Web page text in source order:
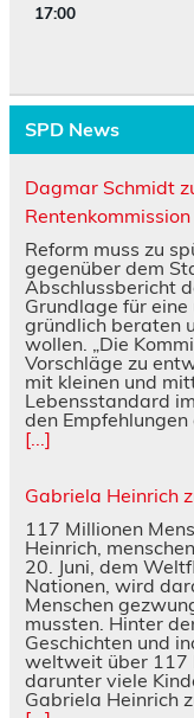
17:00
SPD News
Dagmar Schmidt
Rentenkommission
Reform muss zu
gegenüber dem
Abschlussbericht
Grundlage für
gründlich beraten
wollen. „Die
Vorschläge zu
mit kleinen und
Lebensstandard
den
[...]
Gabriela Heinrich
117 Millionen
Heinrich,
20. Juni, dem
Nationen, wird
Menschen
mussten. Hinter
Geschichten und
weltweit über 117
darunter viele
Gabriela Heinrich